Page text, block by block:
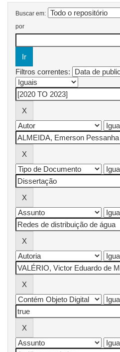
Buscar em:
por
Filtros correntes: